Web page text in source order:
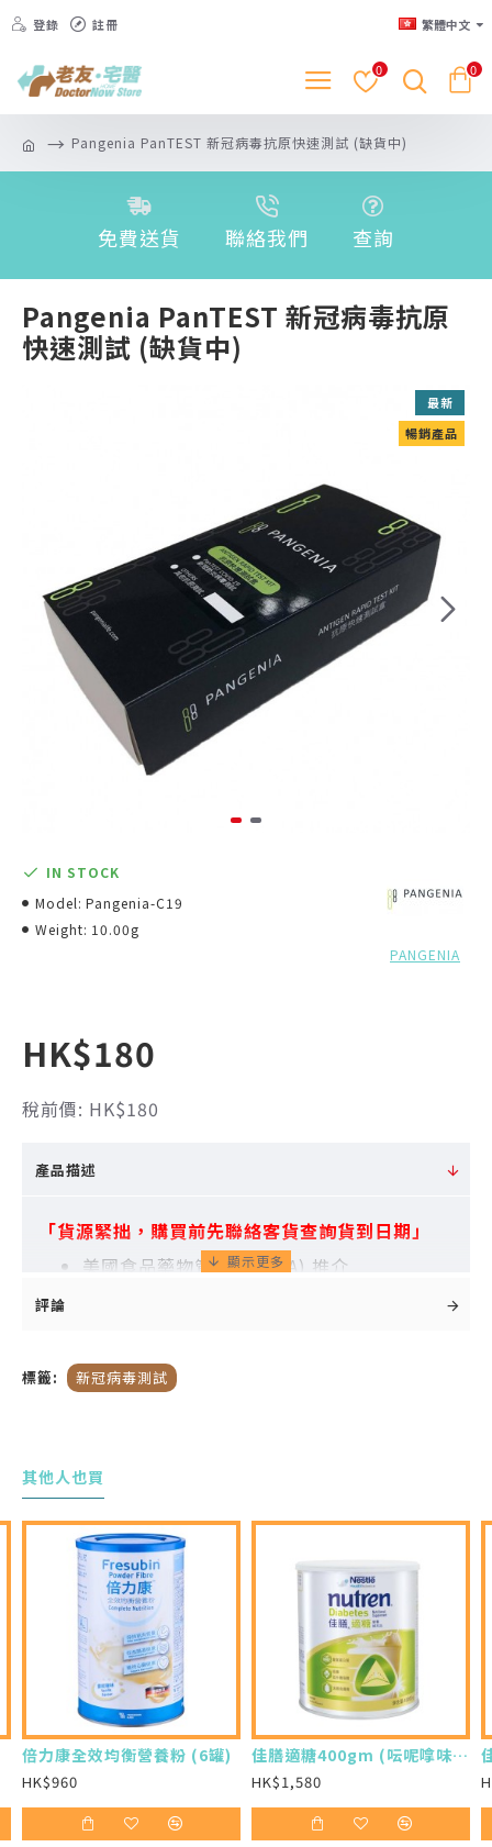
登錄 註冊 繁體中文
0 0
Pangenia PanTEST 新冠病毒抗原快速測試 (缺貨中)
免費送貨 聯絡我們 查詢
Pangenia PanTEST 新冠病毒抗原
快速測試 (缺貨中)
最新
暢銷產品
HK$180
稅前價: HK$180
IN STOCK
Model: Pangenia-C19
Weight: 10.00g
PANGENIA
產品描述
「貨源緊拙，購買前先聯絡客貨查詢貨到日期」
美國食品藥物管理局 (FDA) 推介
歐盟CE-IVD國際認證產品
採樣方法：深喉唾液/痰液
*測試效果可能出現差異。產品不作治療或預防任
何疾病之用，如有懷疑或感到不適，請及早尋求醫
生專業協助。
企業/團體/非牟利機構均可享額外優惠#，歡迎致
電35211564查詢」
#需惠顧滿指定數量
評論
標籤: 新冠病毒測試
其他人也買
倍力康全效均衡營養粉 (6罐)
HK$960
佳膳適糖400gm (呍呢嗱味 X 12罐)
HK$1,580